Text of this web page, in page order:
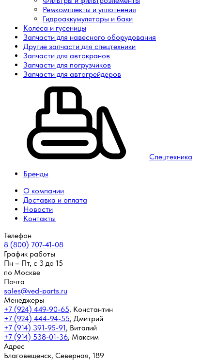
Ремкомплекты и уплотнения
Гидроаккумуляторы и баки
Колёса и гусеницы
Запчасти для навесного оборудования
Другие запчасти для спецтехники
Запчасти для автокранов
Запчасти для погрузчиков
Запчасти для автогрейдеров
Спецтехника
Бренды
О компании
Доставка и оплата
Новости
Контакты
Телефон
8 (800) 707-41-08
График работы
Пн – Пт, с 3 до 15
по Москве
Почта
sales@ved-parts.ru
Менеджеры
+7 (924) 449-90-65, Константин
+7 (924) 444-94-55, Дмитрий
+7 (914) 391-95-91, Виталий
+7 (914) 538-01-36, Максим
Адрес
Благовещенск, Северная, 189